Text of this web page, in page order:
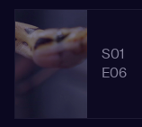
S01
E06